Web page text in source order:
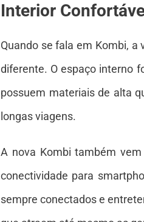
Interior
Quando se fala em Kombi,
diferente. O espaço interno
possuem materiais de alta
longas viagens.
A nova Kombi também
conectividade para
sempre conectados e